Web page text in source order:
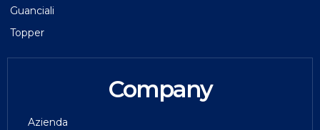
Guanciali
Topper
Company
Azienda